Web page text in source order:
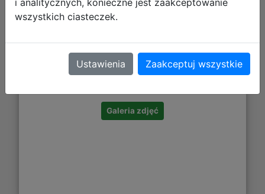
184,27 zł
DO KOSZYKA
Galeria zdjęć
wszystkich ciasteczek.
Ustawienia Zaakceptuj wszystkie